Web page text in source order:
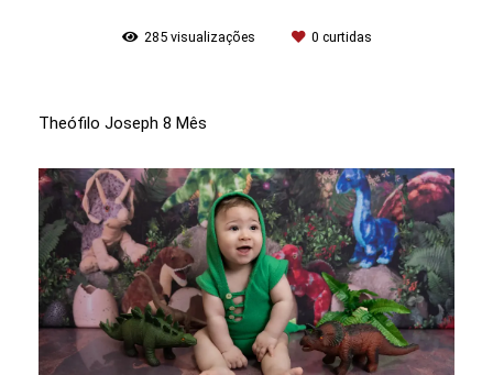
285visualizações 0 curtidas
Theófilo Joseph 8 Mês